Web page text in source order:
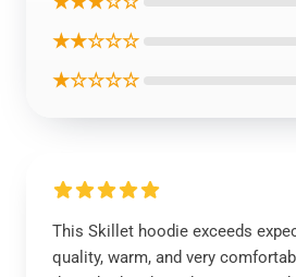
★★☆☆☆
★☆☆☆☆
This Skillet hoodie exceeds
quality, warm, and very